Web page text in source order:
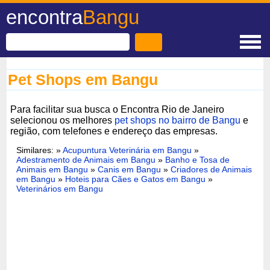
encontraBangu
Pet Shops em Bangu
Para facilitar sua busca o Encontra Rio de Janeiro
selecionou os melhores pet shops no bairro de Bangu e
região, com telefones e endereço das empresas.
Similares: »Acupuntura Veterinária em Bangu »
Adestramento de Animais em Bangu » Banho e Tosa de
Animais em Bangu »Canis em Bangu »Criadores de Animais
em Bangu » Hoteis para Cães e Gatos em Bangu »
Veterinários em Bangu